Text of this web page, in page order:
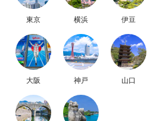
東京 横浜 伊豆
大阪 神戸 山口